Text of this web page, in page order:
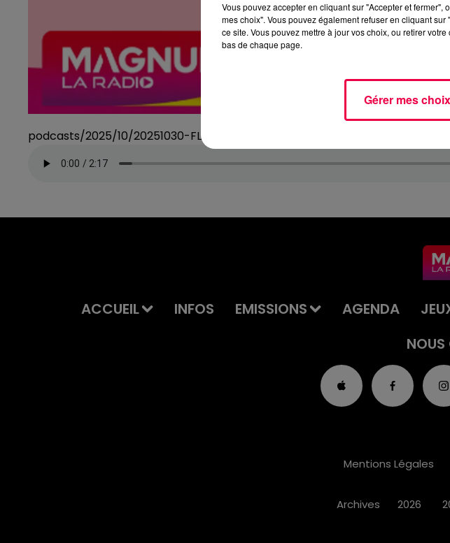
podcasts/2025/10/20251030-FLASHBACK.mp3
ACCUEIL INFOS EMISSIONS AGENDA
Mentions Légales
Archives 2026
Vous pouvez accepter en cliquant sur "Accepter et
mes choix". Vous pouvez également refuser en cliquant
ce site. Vous pouvez mettre à jour vos choix, ou retirer
bas de chaque page.
Gérer mes choix